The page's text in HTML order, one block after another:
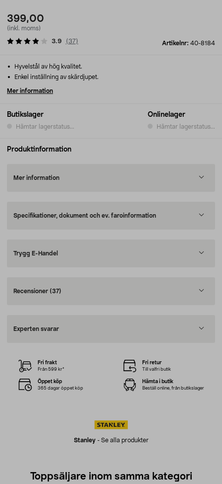
399,00
(inkl. moms)
Artikelnr: 40-8184
3.9 (37)
Butikslager
Hämtar lagerstatus...
Onlinelager
Hämtar lagerstatus...
Hyvelstål av hög kvalitet.
Enkel inställning av skärdjupet.
Mer information
Produktinformation
Mer information
Specifikationer, dokument och ev. faroinformation
Trygg E-Handel
Recensioner (37)
Experten svarar
Stanley- Se alla produkter
Fri frakt
Från 599 kr*
Fri retur
Till valfri butik
Öppet köp
365 dagar öppet köp
Hämta i butik
Beställ online, från butikslager
Toppsäljare inom samma kategori